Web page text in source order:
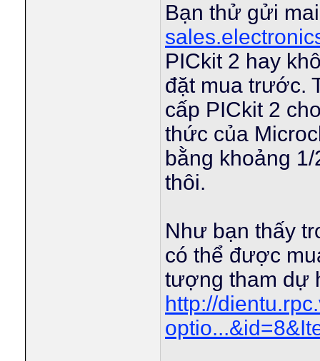
Bạn thử gửi
PICkit 2 hay
đặt mua trước.
cấp PICkit 2
thức của
bằng khoảng
thôi.
Như bạn thấy
có thể được
tượng tham dự
http://